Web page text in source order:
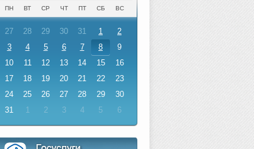
ПН ВТ СР ЧТ ПТ СБ ВС
27 28 29 30 31 1
2
3
4 5 6 7 8
9
10
11 12 13 14 15
16
17
18 19 20 21 22
23
24
25 26 27 28 29
30
31
1 2 3 4 5 6